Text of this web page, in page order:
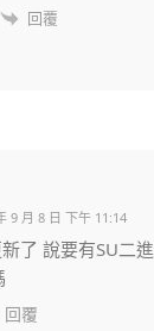
回覆
9 月 8 日 下午 11:14
了 說要有SU二
回覆